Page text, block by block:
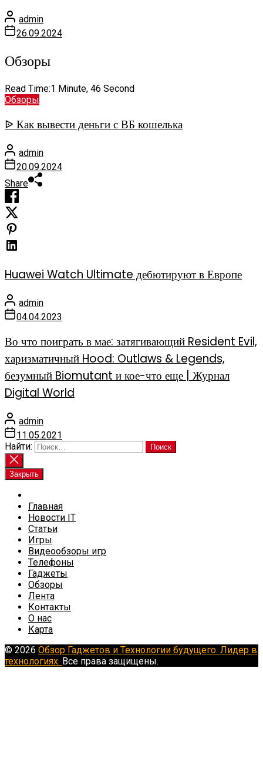
admin
26.09.2024
Обзоры
Read Time:1 Minute, 46 Second
Обзоры
ᐉ Как вывести деньги с ВБ кошелька
admin
20.09.2024
Share
Huawei Watch Ultimate дебютируют в Европе
admin
04.04.2023
Во что поиграть в мае: затягивающий Resident Evil,
харизматичный Hood: Outlaws & Legends,
безумный Biomutant и кое-что еще | Журнал
Digital World
admin
11.05.2021
Найти:
Закрыть
Главная
Новости IT
Статьи
Игры
Видеообзоры игр
Телефоны
Гаджеты
Обзоры
Лента
Контакты
О нас
Карта
© 2026 Обзор Гаджетов и Технологии будущего. Лидер в
технологиях. Все права защищены.